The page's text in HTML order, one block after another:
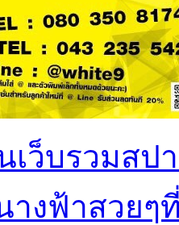
นเว็บรวม
างฟ้าสวย